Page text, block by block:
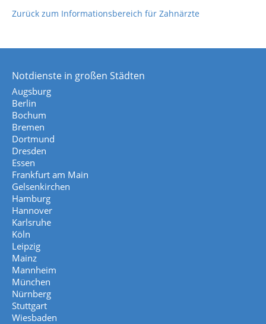
Zurück zum Informationsbereich für Zahnärzte
Notdienste in großen Städten
Augsburg
Berlin
Bochum
Bremen
Dortmund
Dresden
Essen
Frankfurt am Main
Gelsenkirchen
Hamburg
Hannover
Karlsruhe
Köln
Leipzig
Mainz
Mannheim
München
Nürnberg
Stuttgart
Wiesbaden